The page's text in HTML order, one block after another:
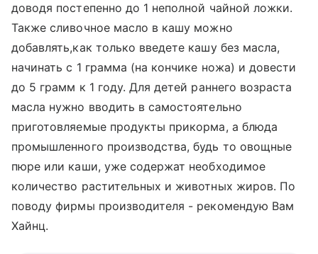
доводя постепенно до 1 неполной чайной ложки.
Также сливочное масло в кашу можно
добавлять,как только введете кашу без масла,
начинать с 1 грамма (на кончике ножа) и довести
до 5 грамм к 1 году. Для детей раннего возраста
масла нужно вводить в самостоятельно
приготовляемые продукты прикорма, а блюда
промышленного производства, будь то овощные
пюре или каши, уже содержат необходимое
количество растительных и животных жиров. По
поводу фирмы производителя - рекомендую Вам
Хайнц.